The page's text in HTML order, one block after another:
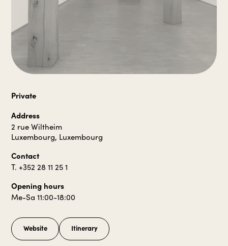
Private
Address
2 rue Wiltheim
Luxembourg, Luxembourg
Contact
T. +352 28 11 25 1
Opening hours
Me-Sa 11:00-18:00
Website Itinerary